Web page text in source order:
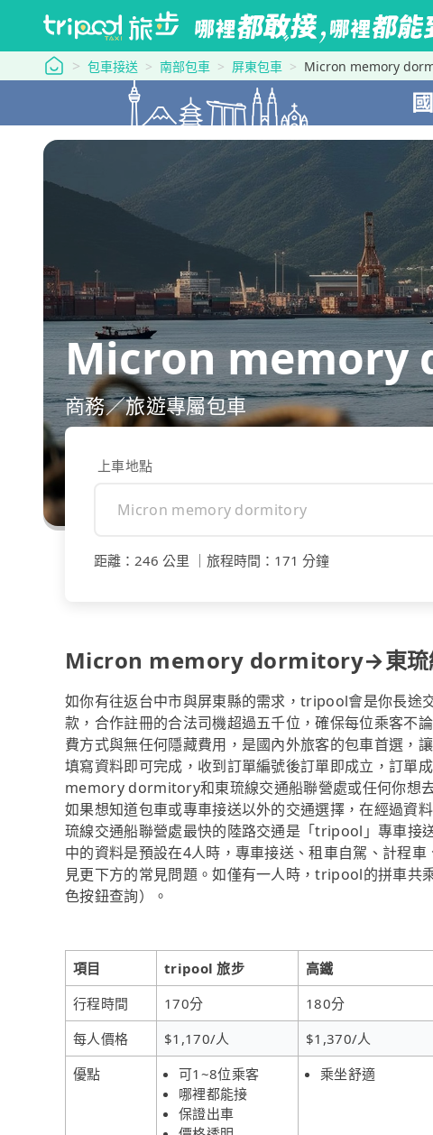
tripool 旅步
包車接送 南部包車 屏東包車 Micron memory
Micron memory
商務／旅遊專屬包車
上車地點
距離 ： 246 公里 旅程時間 ： 171 分鐘
Micron memory dormitory→東琉
如你有往返台中市與屏東縣的需求，tripool會是你長途
款，合作註冊的合法司機超過五千位，確保每位乘客不
費方式與無任何隱藏費用，是國內外旅客的包車首選，
填寫資料即可完成，收到訂單編號後訂單即成立，訂單
memory dormitory和東琉線交通船聯營處或任何你想
如果想知道包車或專車接送以外的交通選擇，在經過
琉線交通船聯營處最快的陸路交通是「tripool」專車
中的資料是預設在4人時，專車接送、租車自駕、計程
見更下方的常見問題。如僅有一人時，tripool的拼車共
色按鈕查詢）。
項目 tripool 旅步 高鐵
行程時間
170分 180分
每人價格
$1,170/人 $1,370/人
優點
可1~8位乘客
哪裡都能接
保證出車
乘坐舒適